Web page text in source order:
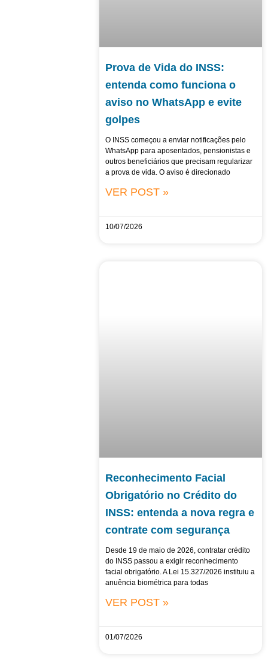
Prova de Vida do INSS:
entenda como funciona o
aviso no WhatsApp e evite
golpes
O INSS começou a enviar notificações pelo
WhatsApp para aposentados, pensionistas e
outros beneficiários que precisam regularizar
a prova de vida. O aviso é direcionado
VER POST »
10/07/2026
Reconhecimento Facial
Obrigatório no Crédito do
INSS: entenda a nova regra e
contrate com segurança
Desde 19 de maio de 2026, contratar crédito
do INSS passou a exigir reconhecimento
facial obrigatório. A Lei 15.327/2026 instituiu a
anuência biométrica para todas
VER POST »
01/07/2026